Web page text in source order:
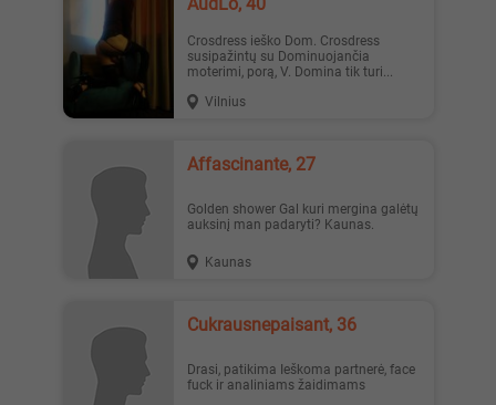
Crosdress ieško Dom. Crosdress
susipažintų su Dominuojančia
moterimi, porą, V. Domina tik turi...
Vilnius
Affascinante, 27
Golden shower Gal kuri mergina galėtų
auksinį man padaryti? Kaunas.
Kaunas
Cukrausnepaisant, 36
Drasi, patikima Ieškoma partnerė, face
fuck ir analiniams žaidimams